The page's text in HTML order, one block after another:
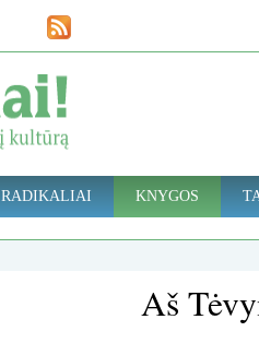
RADIKALIAI KNYGOS
Aš